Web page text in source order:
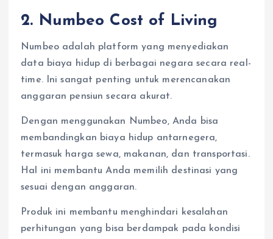
2. Numbeo Cost of Living
Numbeo adalah platform yang menyediakan
data biaya hidup di berbagai negara secara real-
time. Ini sangat penting untuk merencanakan
anggaran pensiun secara akurat.
Dengan menggunakan Numbeo, Anda bisa
membandingkan biaya hidup antarnegera,
termasuk harga sewa, makanan, dan transportasi.
Hal ini membantu Anda memilih destinasi yang
sesuai dengan anggaran.
Produk ini membantu menghindari kesalahan
perhitungan yang bisa berdampak pada kondisi